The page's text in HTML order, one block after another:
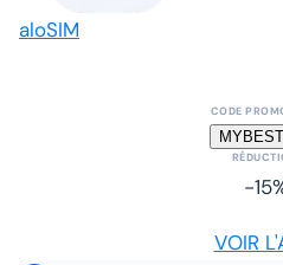
aloSIM
CODE
-
VOIR